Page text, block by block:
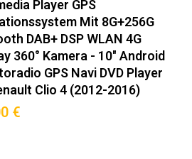
Player GPS
Mit 8G+256G
DAB+ DSP WLAN 4G
360° Kamera - 10" Android
GPS Navi DVD Player
Clio 4 (2012-2016)
€